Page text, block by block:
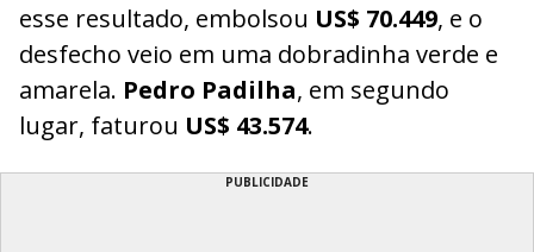
esse resultado, embolsou US$ 70.449, e o
desfecho veio em uma dobradinha verde e
amarela. Pedro Padilha, em segundo
lugar, faturou US$ 43.574.
PUBLICIDADE